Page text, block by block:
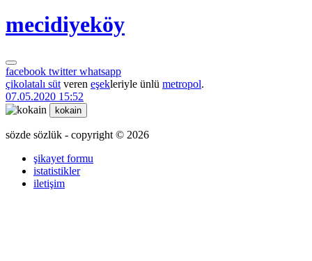
mecidiyeköy
facebook twitterwhatsapp
çikolatalı süt veren eşekleriyle ünlü metropol.
07.05.2020 15:52
kokain
sözde sözlük - copyright © 2026
şikayet formu
istatistikler
iletişim